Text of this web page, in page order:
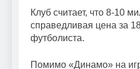
Клуб считает, что 8-10
справедливая цена за
футболиста.
Помимо «Динамо» на